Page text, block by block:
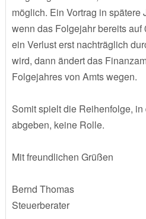
möglich. Ein Vortrag in spätere
wenn das Folgejahr bereits auf
ein Verlust erst nachträglich
wird, dann ändert das
Folgejahres von Amts wegen.
Somit spielt die Reihenfolge,
abgeben, keine Rolle.
Mit freundlichen Grüßen
Bernd Thomas
Steuerberater